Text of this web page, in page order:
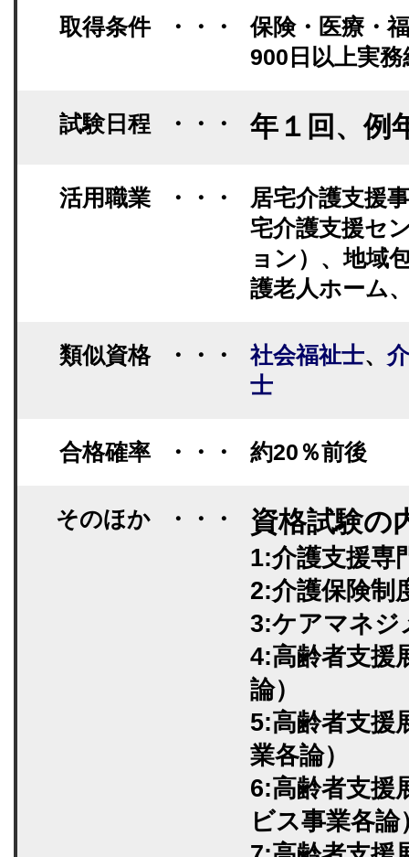
取得条件 ・・・
保険・医療・
900日以上実
試験日程 ・・・ 年１回、例
活用職業 ・・・
居宅介護支援
宅介護支援セ
ョン）、地域
護老人ホーム
類似資格 ・・・ 社会福祉士、
士
合格確率 ・・・ 約20％前後
そのほか ・・・ 資格試験の
1:介護支援専
2:介護保険制
3:ケアマネジ
4:高齢者支援
論）
5:高齢者支援
業各論）
6:高齢者支援
ビス事業各論